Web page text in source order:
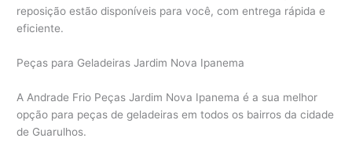
reposição estão disponíveis para você, com entrega rápida e
eficiente.
Peças para Geladeiras Jardim Nova Ipanema
A Andrade Frio Peças Jardim Nova Ipanema é a sua melhor
opção para peças de geladeiras em todos os bairros da cidade
de Guarulhos.